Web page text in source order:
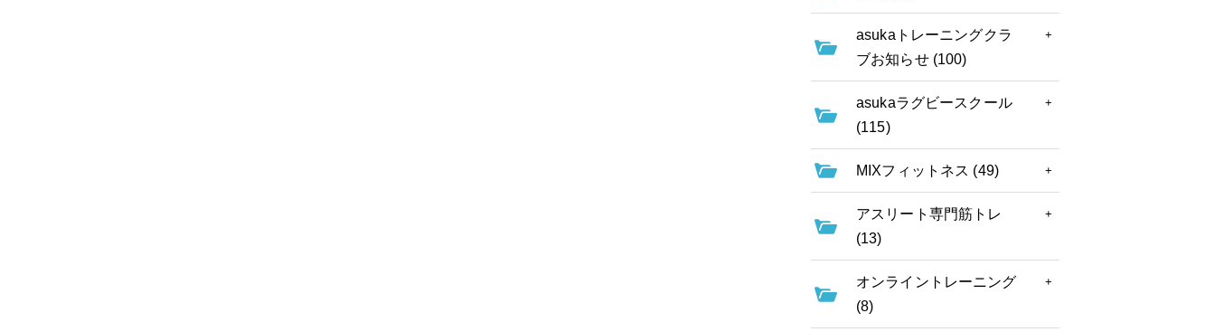
asukaトレーニングクラ
ブお知らせ (100)
asukaラグビースクール
(115)
MIXフィットネス (49)
アスリート専門筋トレ
(13)
オンライントレーニング
(8)